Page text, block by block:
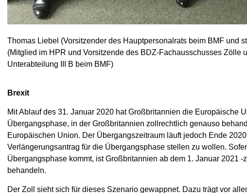
Thomas Liebel (Vorsitzender des Hauptpersonalrats beim BMF und
(Mitglied im HPR und Vorsitzende des BDZ-Fachausschusses Zölle
Unterabteilung III B beim BMF)
Brexit
Mit Ablauf des 31. Januar 2020 hat Großbritannien die Europäische
Übergangsphase, in der Großbritannien zollrechtlich genauso
Europäischen Union. Der Übergangszeitraum läuft jedoch Ende
Verlängerungsantrag für die Übergangsphase stellen zu wollen.
Übergangsphase kommt, ist Großbritannien ab dem 1. Januar 2021
behandeln.
Der Zoll sieht sich für dieses Szenario gewappnet. Dazu trägt vor